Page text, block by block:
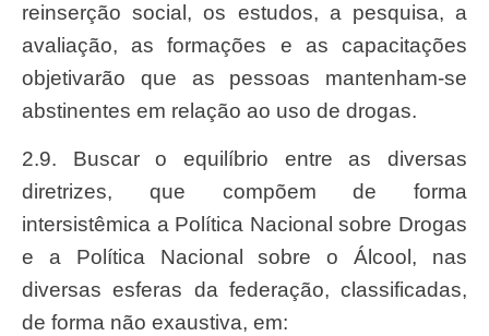
reinserção social, os estudos, a pesquisa, a
avaliação, as formações e as capacitações
objetivarão que as pessoas mantenham-se
abstinentes em relação ao uso de drogas.
2.9. Buscar o equilíbrio entre as diversas
diretrizes, que compõem de forma
intersistêmica a Política Nacional sobre Drogas
e a Política Nacional sobre o Álcool, nas
diversas esferas da federação, classificadas,
de forma não exaustiva, em: